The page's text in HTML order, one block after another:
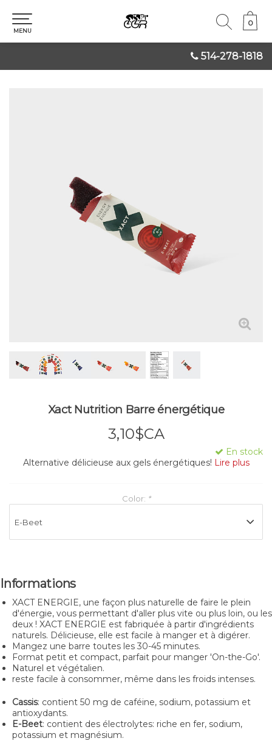
514-278-1818
0
0
MENU
Xact Nutrition Barre énergétique
3,10$CA
En stock
Alternative délicieuse aux gels énergétiques! Lire plus
Color: *
Informations
XACT ENERGIE, une façon plus naturelle de faire le plein
d'énergie, vous permettant d'aller plus vite ou plus loin, ou les
deux ! XACT ENERGIE est fabriquée à partir d'ingrédients
naturels. Délicieuse, elle est facile à manger et à digérer.
Mangez une barre toutes les 30-45 minutes.
Format petit et compact, parfait pour manger 'On-the-Go'.
Naturel et végétalien.
reste facile à consommer, même dans les froids intenses.
Cassis: contient 50 mg de caféine, sodium, potassium et
antioxydants.
E-Beet: contient des électrolytes: riche en fer, sodium,
potassium et magnésium.